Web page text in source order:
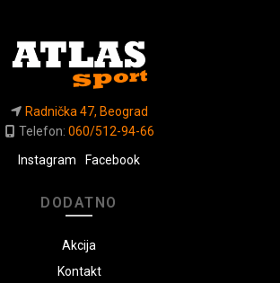
Radnička 47, Beograd
Telefon: 060/512-94-66
Instagram
Facebook
DODATNO
Akcija
Kontakt